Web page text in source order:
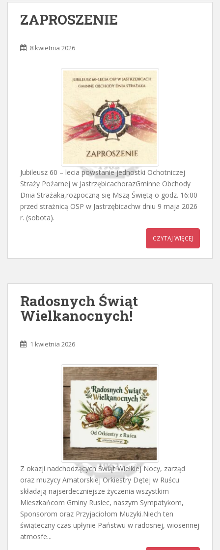
ZAPROSZENIE
8 kwietnia 2026
Jubileusz 60 – lecia powstanie jednostki Ochotniczej
Straży Pożarnej w JastrzębicachorazGminne Obchody
Dnia Strażaka,rozpoczną się Mszą Świętą o godz. 16:00
przed strażnicą OSP w Jastrzębicachw dniu 9 maja 2026
r. (sobota).
CZYTAJ WIĘCEJ
Radosnych Świąt
Wielkanocnych!
1 kwietnia 2026
Z okazji nadchodzących Świąt Wielkiej Nocy, zarząd
oraz muzycy Amatorskiej Orkiestry Dętej w Ruścu
składają najserdeczniejsze życzenia wszystkim
Mieszkańcom Gminy Rusiec, naszym Sympatykom,
Sponsorom oraz Przyjaciołom Muzyki.Niech ten
świąteczny czas upłynie Państwu w radosnej, wiosennej
atmosfe...